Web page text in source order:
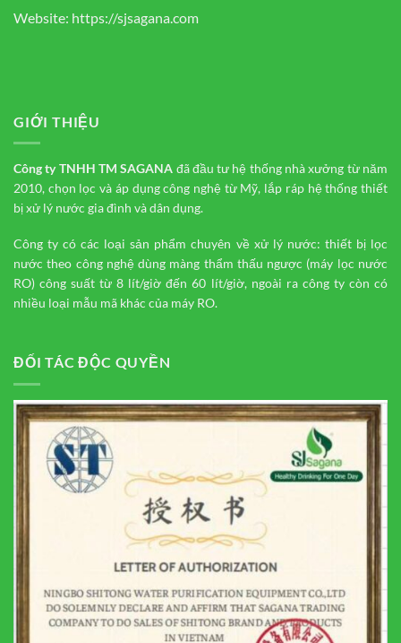
Website: https://sjsagana.com
GIỚI THIỆU
Công ty TNHH TMSAGANA đã đầu tư hệ thống nhà xưởng từ năm
2010, chọn lọc và áp dụng công nghệ từ Mỹ, lắp ráp hệ thống thiết
bị xử lý nước gia đình và dân dụng.
Công ty có các loại sản phẩm chuyên về xử lý nước: thiết bị lọc
nước theo công nghệ dùng màng thẩm thấu ngược (máy lọc nước
RO) công suất từ 8 lít/giờ đến 60 lít/giờ, ngoài ra công ty còn có
nhiều loại mẫu mã khác của máy RO.
ĐỐI TÁC ĐỘC QUYỀN